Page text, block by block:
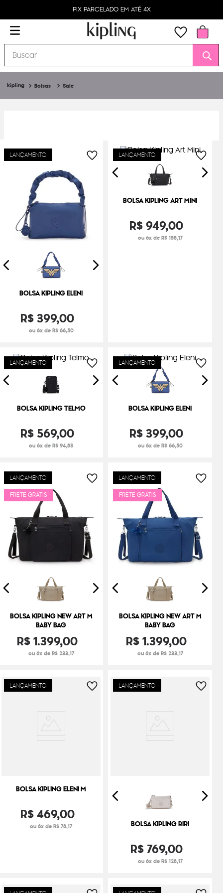
PIX PARCELADO EM ATÉ 4X
Buscar
Bolsas Sale
LANÇAMENTO
BOLSA KIPLING ELENI
R$399,00
ou 6x de R$ 66,50
LANÇAMENTO
BOLSA KIPLING ART MINI
R$949,00
ou 6x de R$ 158,17
LANÇAMENTO
BOLSA KIPLING TELMO
R$569,00
ou 6x de R$ 94,83
LANÇAMENTO
BOLSA KIPLING ELENI
R$399,00
ou 6x de R$ 66,50
LANÇAMENTO
FRETE GRÁTIS
BOLSA KIPLING NEW ART M
BABY BAG
R$1.399,00
ou 6x de R$ 233,17
LANÇAMENTO
FRETE GRÁTIS
BOLSA KIPLING NEW ART M
BABY BAG
R$1.399,00
ou 6x de R$ 233,17
LANÇAMENTO
BOLSA KIPLING ELENI M
R$469,00
ou 6x de R$ 78,17
LANÇAMENTO
BOLSA KIPLING RIRI
R$ 769,00
ou 6x de R$ 128,17